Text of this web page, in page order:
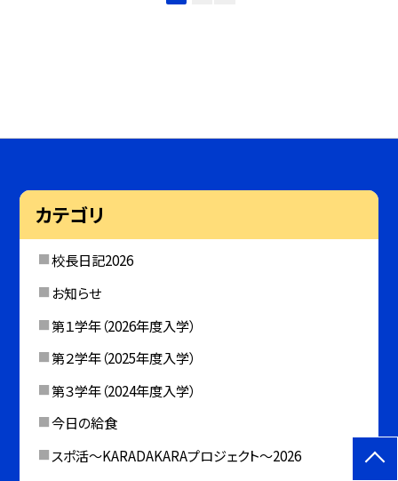
カテゴリ
校長日記2026
お知らせ
第１学年（2026年度入学）
第２学年（2025年度入学）
第３学年（2024年度入学）
今日の給食
スポ活～KARADAKARAプロジェクト～2026